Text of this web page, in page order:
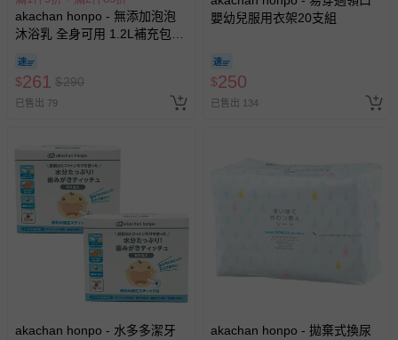
akachan honpo - 無添加泡泡
沐浴乳 全身可用 1.2L補充包
$261 $290
已售出 79
嬰幼兒服用衣架20支組
$250
已售出 134
akachan honpo - 水多多潔牙
akachan honpo - 拋棄式換尿